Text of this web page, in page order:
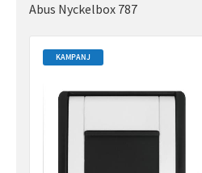
Abus Nyckelbox 787
KAMPANJ